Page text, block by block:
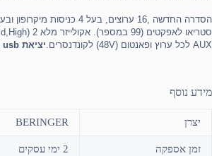
AUX לכל ערוץ ופאנטום (48V) לקונדנסרים.
יציאת usb כלולה המוצר
מידע נוסף
יצרן BERINGER
זמן אספקה 2 ימי עסקים